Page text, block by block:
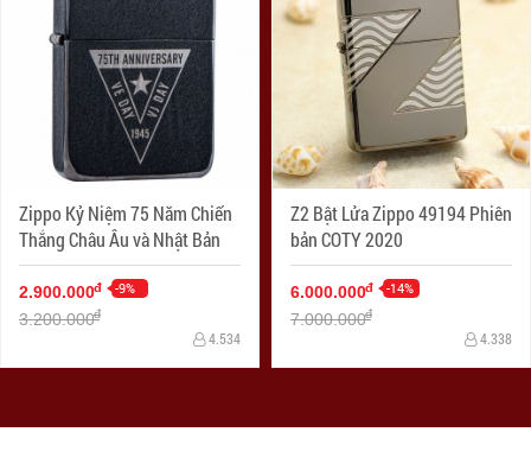
Zippo Kỷ Niệm 75 Năm Chiến
Thắng Châu Âu và Nhật Bản
2.900.000đ -9%
3.200.000đ
4.534
Z2 Bật Lửa Zippo 49194 Phiên
bản COTY 2020
6.000.000đ -14%
7.000.000đ
4.338